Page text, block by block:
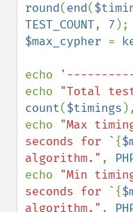
round(end(
TEST_COUNT, 7
$max_cypher =
echo
echo "Total
count($timings
echo "Max
seconds for ` {
algorithm." ,
echo "Min
seconds for ` {
algorithm." ,